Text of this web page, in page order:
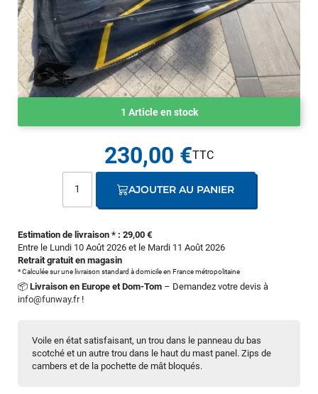
Voile en état satisfaisant, un trou dans le panneau du bas
scotché et un autre trou dans le haut du mast panel. Zips de
cambers et de la pochette de mât bloqués.
1 Article en stock
Estimation de livraison * : 29,00 €
Entre le Lundi 10 Août 2026 et le Mardi 11 Août 2026
Retrait gratuit en magasin
* Calculée sur une livraison standard à domicile en France métropolitaine
📦 Livraison en Europe et Dom-Tom – Demandez votre devis à
info@funway.fr!
230,00 €
AJOUTER AU PANIER